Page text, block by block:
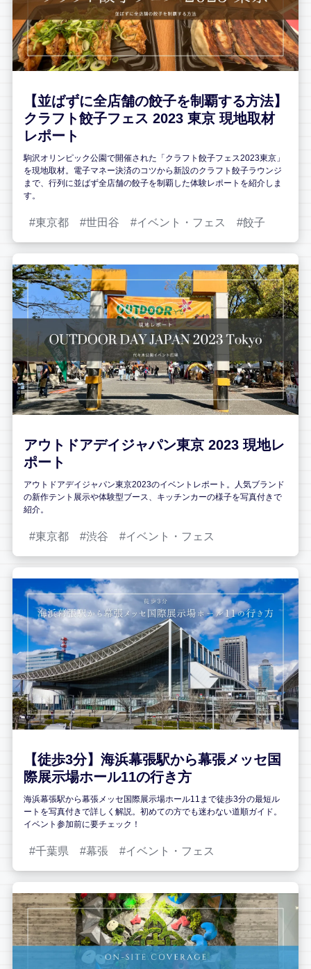
【並ばずに全店舗の餃子を制覇する方法】
クラフト餃子フェス 2023 東京 現地取材
レポート
駒沢オリンピック公園で開催された「クラフト餃子フェス2023東京」
を現地取材。電子マネー決済のコツから新設のクラフト餃子ラウンジ
まで、行列に並ばず全店舗の餃子を制覇した体験レポートを紹介しま
す。
東京都 世田谷 イベント・フェス 餃子
アウトドアデイジャパン東京 2023 現地レ
ポート
アウトドアデイジャパン東京2023のイベントレポート。人気ブランド
の新作テント展示や体験型ブース、キッチンカーの様子を写真付きで
紹介。
東京都 渋谷 イベント・フェス
【徒歩3分】海浜幕張駅から幕張メッセ国
際展示場ホール11の行き方
海浜幕張駅から幕張メッセ国際展示場ホール11まで徒歩3分の最短ル
ートを写真付きで詳しく解説。初めての方でも迷わない道順ガイド。
イベント参加前に要チェック！
千葉県 幕張 イベント・フェス